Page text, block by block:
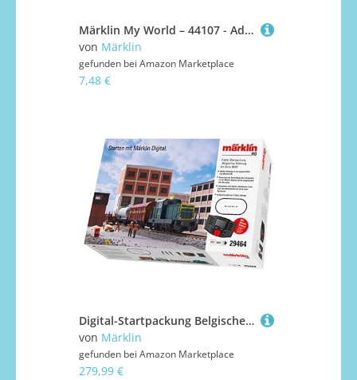
Märklin My World – 44107 - Adapterwagen – Offener Güterwagen - mit Magnet- und Relexkupplung - Zubehör Modelleisenbahn – ab 3 Jahren – Spur H0
von Märklin
gefunden bei Amazon Marketplace
7,48 €
Digital-Startpackung Belgischer Güterzug mit Serie 8000
von Märklin
gefunden bei Amazon Marketplace
279,99 €